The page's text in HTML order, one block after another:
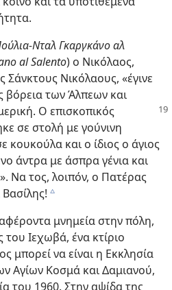
Νταλ Γκαργκάνο αλ
al Salento) ο Νικόλαος,
Σάνκτους Νικόλαους, «έγινε
βόρεια των Άλπεων και
Ο επισκοπικός
σε στολή με γούνινη
κουκούλα και ο ίδιος ο άγιος
άντρα με άσπρα γένια και
Να τος, λοιπόν, ο Πατέρας
c
μνημεία στην πόλη,
Ιεχωβά, ένα κτίριο
μπορεί να είναι η Εκκλησία
Αγίων Κοσμά και Δαμιανού,
του 1960. Στην αψίδα της